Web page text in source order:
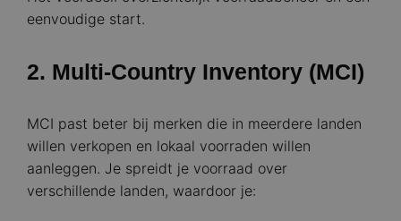
eenvoudige start.
2. Multi-Country Inventory (MCI)
MCI past beter bij merken die in meerdere landen
willen verkopen en lokaal voorraden willen
aanleggen. Je spreidt je voorraad over
verschillende landen, waardoor je: